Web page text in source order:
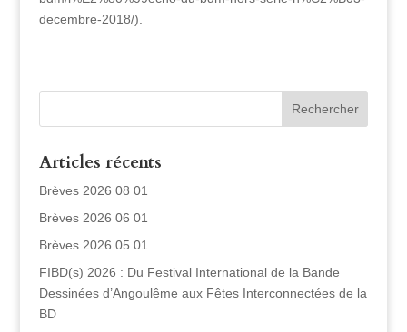
decembre-2018/).
Articles récents
Brèves 2026 08 01
Brèves 2026 06 01
Brèves 2026 05 01
FIBD(s) 2026 : Du Festival International de la Bande
Dessinées d’Angoulême aux Fêtes Interconnectées de la
BD